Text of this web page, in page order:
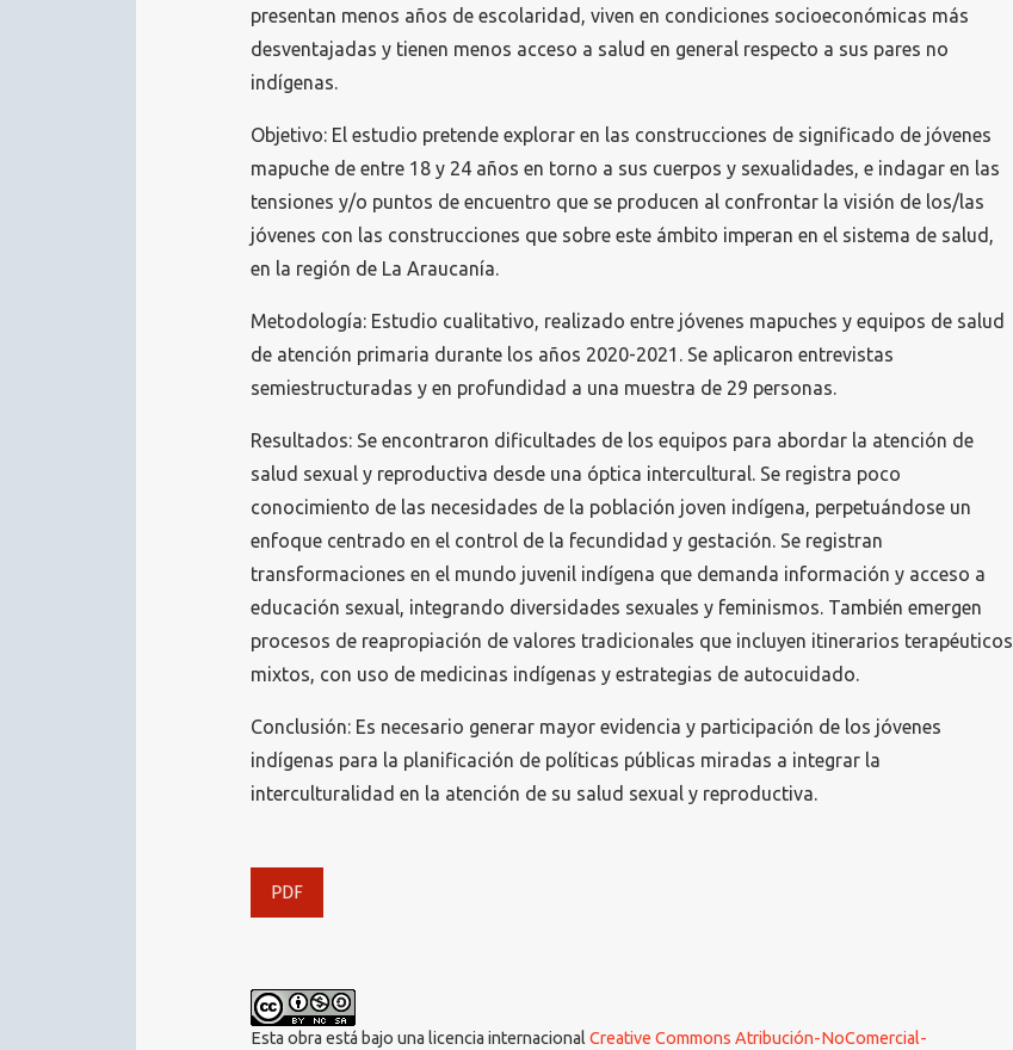
presentan menos años de escolaridad, viven en condiciones socioeconómicas más
desventajadas y tienen menos acceso a salud en general respecto a sus pares no
indígenas.
Objetivo: El estudio pretende explorar en las construcciones de significado de jóvenes
mapuche de entre 18 y 24 años en torno a sus cuerpos y sexualidades, e indagar en las
tensiones y/o puntos de encuentro que se producen al confrontar la visión de los/las
jóvenes con las construcciones que sobre este ámbito imperan en el sistema de salud,
en la región de La Araucanía.
Metodología: Estudio cualitativo, realizado entre jóvenes mapuches y equipos de salud
de atención primaria durante los años 2020-2021. Se aplicaron entrevistas
semiestructuradas y en profundidad a una muestra de 29 personas.
Resultados: Se encontraron dificultades de los equipos para abordar la atención de
salud sexual y reproductiva desde una óptica intercultural. Se registra poco
conocimiento de las necesidades de la población joven indígena, perpetuándose un
enfoque centrado en el control de la fecundidad y gestación. Se registran
transformaciones en el mundo juvenil indígena que demanda información y acceso a
educación sexual, integrando diversidades sexuales y feminismos. También emergen
procesos de reapropiación de valores tradicionales que incluyen itinerarios terapéuticos
mixtos, con uso de medicinas indígenas y estrategias de autocuidado.
Conclusión: Es necesario generar mayor evidencia y participación de los jóvenes
indígenas para la planificación de políticas públicas miradas a integrar la
interculturalidad en la atención de su salud sexual y reproductiva.
PDF
Esta obra está bajo una licencia internacional Creative Commons Atribución-NoComercial-